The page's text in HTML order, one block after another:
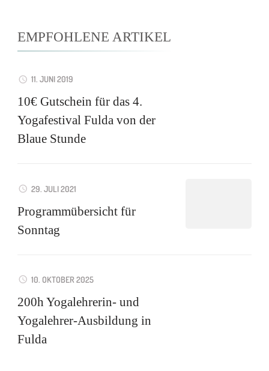
EMPFOHLENE ARTIKEL
11. JUNI 2019
10€ Gutschein für das 4.
Yogafestival Fulda von der
Blaue Stunde
29. JULI 2021
Programmübersicht für
Sonntag
10. OKTOBER 2025
200h Yogalehrerin- und
Yogalehrer-Ausbildung in
Fulda